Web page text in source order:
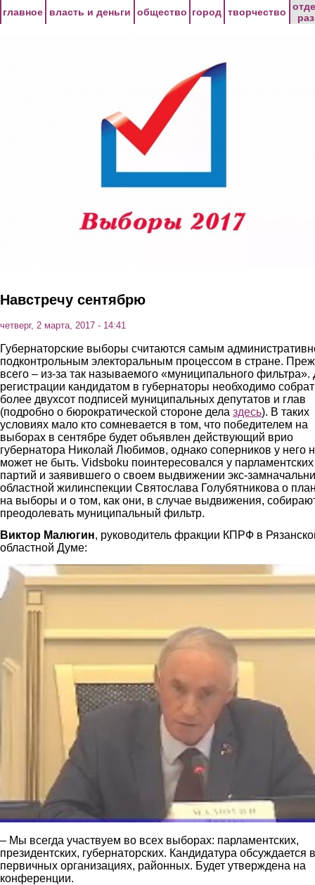
главное власть и деньги общество город творчество
Навстречу сентябрю
четверг, 2 марта, 2017 - 14:41
Губернаторские выборы считаются самым
подконтрольным электоральным процессом в стране.
всего – из-за так называемого «муниципального фильтра».
регистрации кандидатом в губернаторы необходимо
более двухсот подписей муниципальных депутатов и глав
(подробно о бюрократической стороне дела здесь). В таких
условиях мало кто сомневается в том, что победителем на
выборах в сентябре будет объявлен действующий врио
губернатора Николай Любимов, однако соперников у него
может не быть. Vidsboku поинтересовался у парламентских
партий и заявившего о своем выдвижении экс-
областной жилинспекции Святослава Голубятникова о
на выборы и о том, как они, в случае выдвижения,
преодолевать муниципальный фильтр.
Виктор Малюгин, руководитель фракции КПРФ в
областной Думе:
malyugin.jpg
– Мы всегда участвуем во всех выборах: парламентских,
президентских, губернаторских. Кандидатура обсуждается в
первичных организациях, районных. Будет утверждена на
конференции.